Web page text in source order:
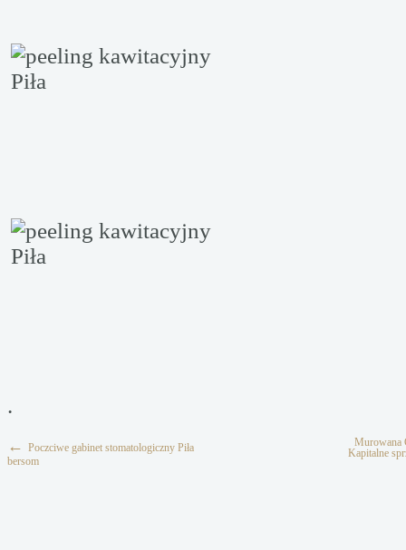
.
← Poczciwe gabinet stomatologiczny Piła
bersom
Murowana
Kapitalne